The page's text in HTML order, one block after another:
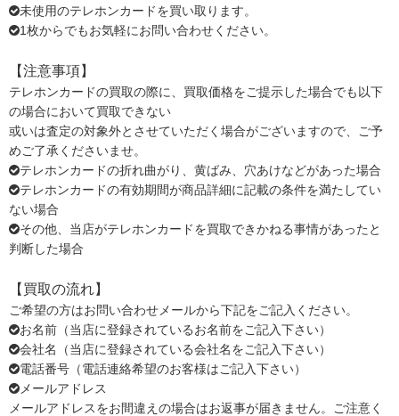
未使用のテレホンカードを買い取ります。
1枚からでもお気軽にお問い合わせください。
【注意事項】
テレホンカードの買取の際に、買取価格をご提示した場合でも以下
の場合において買取できない
或いは査定の対象外とさせていただく場合がございますので、ご予
めご了承くださいませ。
テレホンカードの折れ曲がり、黄ばみ、穴あけなどがあった場合
テレホンカードの有効期間が商品詳細に記載の条件を満たしてい
ない場合
その他、当店がテレホンカードを買取できかねる事情があったと
判断した場合
【買取の流れ】
ご希望の方はお問い合わせメールから下記をご記入ください。
お名前（当店に登録されているお名前をご記入下さい）
会社名（当店に登録されている会社名をご記入下さい）
電話番号（電話連絡希望のお客様はご記入下さい）
メールアドレス
メールアドレスをお間違えの場合はお返事が届きません。ご注意く